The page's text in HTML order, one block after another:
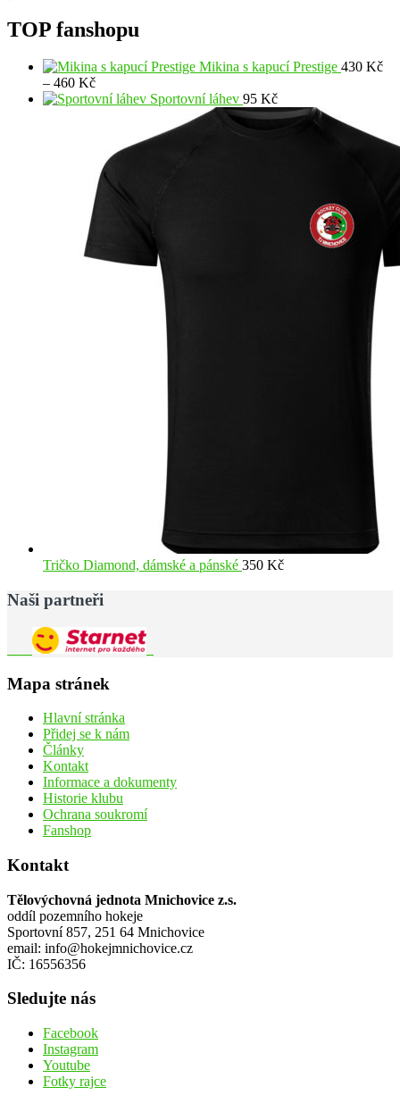
TOP fanshopu
Mikina s kapucí Prestige 430 Kč
– 460 KčRozpětí
cen:
460 Kč
Sportovní láhev 95 Kč
Tričko Diamond, dámské a pánské 350 Kč
Naši partneři
Mapa stránek
Hlavní stránka
Přidej se k nám
Články
Kontakt
Informace a dokumenty
Historie klubu
Ochrana soukromí
Fanshop
Kontakt
Tělovýchovná jednota Mnichovice z.s.
oddíl pozemního hokeje
Sportovní 857, 251 64 Mnichovice
email: info@hokejmnichovice.cz
IČ: 16556356
Sledujte nás
Facebook
Instagram
Youtube
Fotky rajce